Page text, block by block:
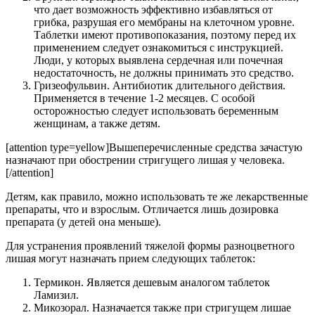
что дает возможность эффективно избавляться от
грибка, разрушая его мембраны на клеточном уровне.
Таблетки имеют противопоказания, поэтому перед их
применением следует ознакомиться с инструкцией.
Люди, у которых выявлена сердечная или почечная
недостаточность, не должны принимать это средство.
Гризеофульвин. Антибиотик длительного действия.
Применяется в течение 1-2 месяцев. С особой
осторожностью следует использовать беременным
женщинам, а также детям.
[attention type=yellow]Вышеперечисленные средства зачастую
назначают при обострении стригущего лишая у человека.
[/attention]
Детям, как правило, можно использовать те же лекарственные
препараты, что и взрослым. Отличается лишь дозировка
препарата (у детей она меньше).
Для устранения проявлений тяжелой формы разноцветного
лишая могут назначать прием следующих таблеток:
Термикон. Является дешевым аналогом таблеток
Ламизил.
Микозорал. Назначается также при стригущем лишае